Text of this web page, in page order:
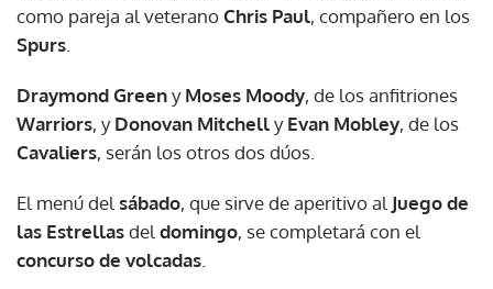
como pareja al veteranoChris Paul, compañero en los
Spurs
Draymond GreenyMoses Moody, de los anfitriones
Warriors, yDonovan MitchellyEvan Mobley, de los
Cavaliers, serán los otros dos dúos.
El menú del sábado, que sirve de aperitivo al Juego de
las Estrellasdel domingo, se completará con el
concurso de volcadas